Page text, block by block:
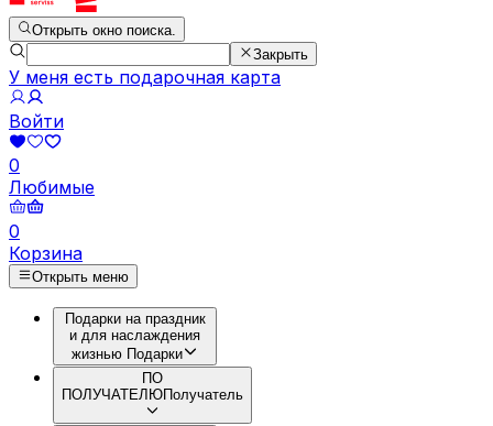
Открыть окно поиска.
Закрыть
У меня есть подарочная карта
Войти
0
Любимые
0
Корзина
Открыть меню
Подарки на праздник
и для наслаждения
жизнью Подарки
ПО
ПОЛУЧАТЕЛЮПолучатель